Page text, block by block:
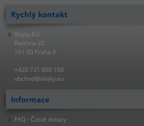
Rychlý kontakt
Vlajky.EU
Radčina 22
161 00 Praha 6
+420 731 800 100
obchod@vlajky.eu
Informace
FAQ - Časté dotazy